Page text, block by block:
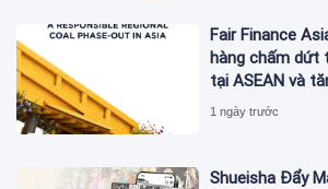
Fair Finance
hàng chấm dứt
tại ASEAN và
pháp bảo vệ xã
1 ngày trước
Shueisha Đẩy